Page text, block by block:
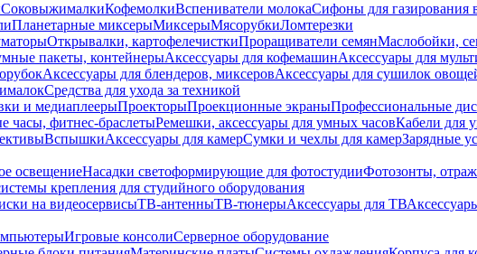
СоковыжималкиКофемолкиВспениватели молокаСифоны для газирования
Планетарные миксерыМиксерыМясорубкиЛомтерезки
Открывалки, картофелечисткиПроращиватели семянМаслобойки,
пакеты, контейнерыАксессуары для кофемашинАксессуары для
Аксессуары для блендеров, миксеровАксессуары для сушилок
Средства для ухода за техникой
и медиаплеерыПроекторыПроекционные экраныПрофессиональные
часы, фитнес-браслетыРемешки, аксессуары для умных часовКабели для
ВспышкиАксессуары для камерСумки и чехлы для камерЗарядные
освещениеНасадки светоформирующие для фотостудииФотозонты,
крепления для студийного оборудования
на видеосервисыТВ-антенныТВ-тюнерыАксессуары для ТВ
Игровые консолиСерверное оборудование